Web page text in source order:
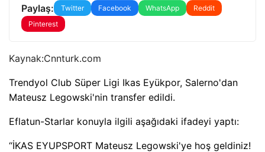
Paylaş: Twitter Facebook WhatsApp
Reddit
Pinterest
Kaynak:Cnnturk.com
Trendyol Club Süper Ligi Ikas Eyükpor, Salerno'dan
Mateusz Legowski'nin transfer edildi.
Eflatun-Starlar konuyla ilgili aşağıdaki ifadeyi yaptı:
“İKAS EYUPSPORT Mateusz Legowski'ye hoş geldiniz!